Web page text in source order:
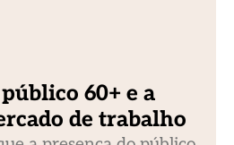
60+ e a
de trabalho